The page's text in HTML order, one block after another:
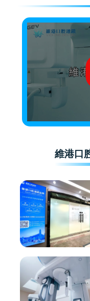
維港口